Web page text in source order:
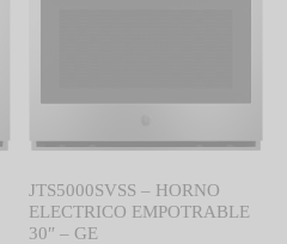
JTS5000SVSS – HORNO
ELECTRICO EMPOTRABLE
30″ – GE